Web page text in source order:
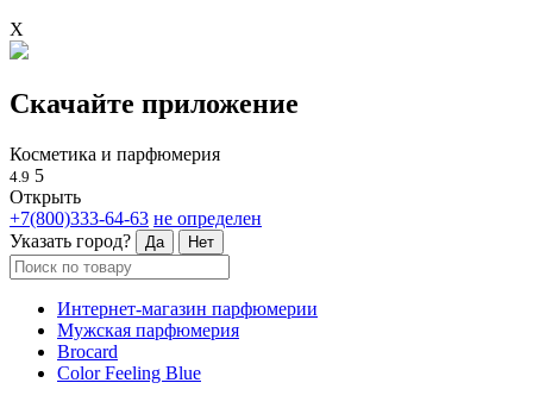
X
Скачайте приложение
Косметика и парфюмерия
4.9 5
Открыть
+7(800)333-64-63 не определен
Указать город?
Да Нет
Интернет-магазин парфюмерии
Мужская парфюмерия
Brocard
Color Feeling Blue